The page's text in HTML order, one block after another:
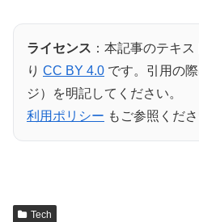
ライセンス ：本記事のテキ
り CC BY 4.0 です。引用の
ジ）を明記してください。
利用ポリシー もご参照くださ
Tech